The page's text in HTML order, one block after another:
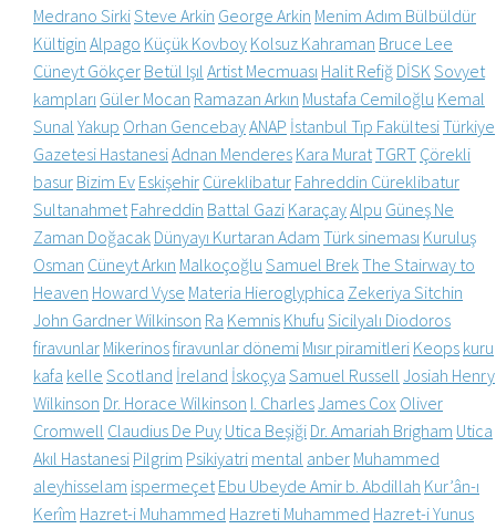
Medrano SirkiSteve Arkin George Arkin Menim Adım Bülbüldür
Kültigin Alpago Küçük Kovboy Kolsuz Kahraman Bruce Lee
Cüneyt Gökçer Betül Işıl Artist Mecmuası Halit Refiğ DİSK Sovyet
kampları Güler Mocan Ramazan Arkın Mustafa Cemiloğlu Kemal
Sunal Yakup Orhan GencebayANAP İstanbul Tıp FakültesiTürkiye
Gazetesi HastanesiAdnan Menderes Kara MuratTGRT Çörekli
basur Bizim Ev Eskişehir Cüreklibatur Fahreddin Cüreklibatur
Sultanahmet Fahreddin Battal Gazi KaraçayAlpu Güneş Ne
Zaman Doğacak Dünyayı Kurtaran Adam Türk sineması Kuruluş
Osman Cüneyt Arkın Malkoçoğlu Samuel BrekThe Stairway to
Heaven Howard Vyse Materia Hieroglyphica Zekeriya Sitchin
John Gardner Wilkinson Ra Kemnis Khufu Sicilyalı Diodoros
firavunlar Mikerinosfiravunlar dönemi Mısır piramitleri Keops kuru
kafa kelle Scotland İreland İskoçya Samuel Russell Josiah Henry
Wilkinson Dr. Horace Wilkinson I. CharlesJames Cox Oliver
Cromwell Claudius De Puy Utica Beşiği Dr. Amariah Brigham Utica
Akıl Hastanesi Pilgrim Psikiyatri mental anber Muhammed
aleyhisselam ispermeçet Ebu Ubeyde Amir b. Abdillah Kur’ân-ı
Kerîm Hazret-i Muhammed Hazreti Muhammed Hazret-i Yunus